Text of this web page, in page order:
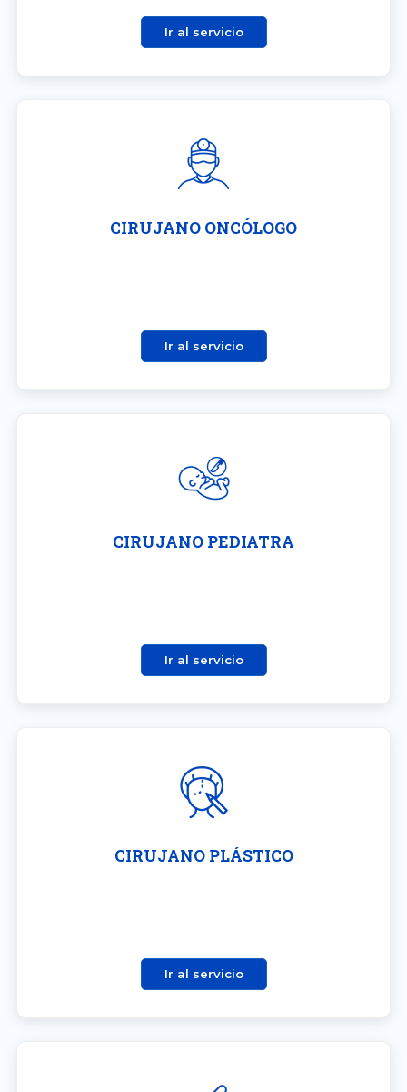
Ir al servicio
CIRUJANO ONCÓLOGO
Ir al servicio
CIRUJANO PEDIATRA
Ir al servicio
CIRUJANO PLÁSTICO
Ir al servicio